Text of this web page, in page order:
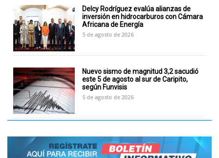
Delcy Rodríguez evalúa alianzas de
inversión en hidrocarburos con Cámara
Africana de Energía
5 de agosto de 2026
Nuevo sismo de magnitud 3,2 sacudió
este 5 de agosto al sur de Caripito,
según Funvisis
5 de agosto de 2026